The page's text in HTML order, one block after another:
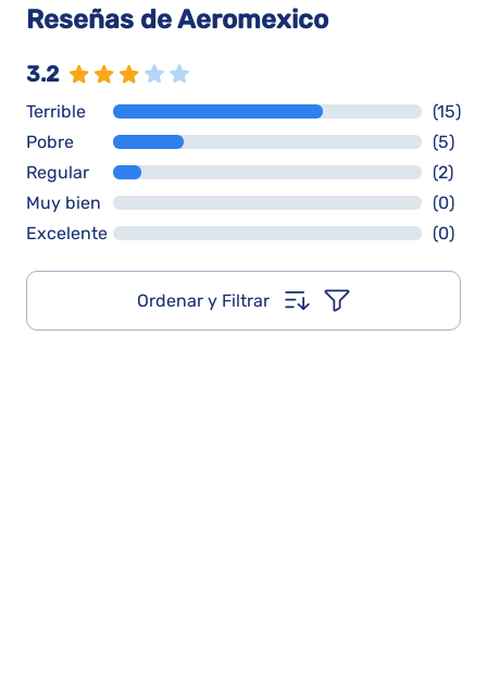
Reseñas de Aeromexico
3.2
Terrible
(15)
Pobre
(5)
Regular
(2)
Muy bien
(0)
Excelente
(0)
Ordenar y Filtrar